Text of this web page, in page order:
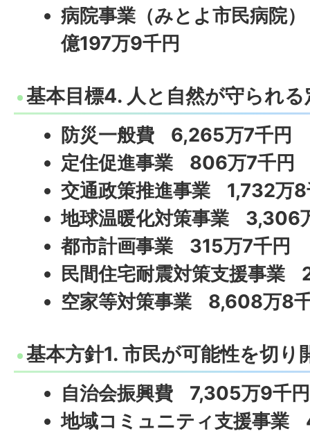
病院事業（みとよ市民病院
億197万9千円
基本目標4. 人と自然が守られ
防災一般費 6,265万7千円
定住促進事業 806万7千円
交通政策推進事業 1,732万8
地球温暖化対策事業 3,306
都市計画事業 315万7千円
民間住宅耐震対策支援事業
空家等対策事業 8,608万8
基本方針1. 市民が可能性を切り
自治会振興費 7,305万9千円
地域コミュニティ支援事業